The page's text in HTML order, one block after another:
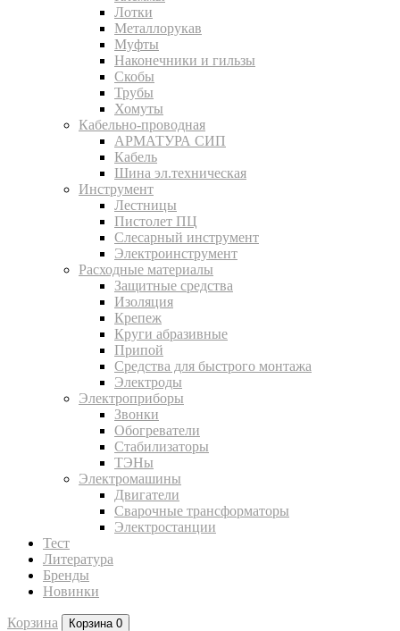
Лотки
Металлорукав
Муфты
Наконечники и гильзы
Скобы
Трубы
Хомуты
Кабельно-проводная
АРМАТУРА СИП
Кабель
Шина эл.техническая
Инструмент
Лестницы
Пистолет ПЦ
Слесарный инструмент
Электроинструмент
Расходные материалы
Защитные средства
Изоляция
Крепеж
Круги абразивные
Припой
Средства для быстрого монтажа
Электроды
Электроприборы
Звонки
Обогреватели
Стабилизаторы
ТЭНы
Электромашины
Двигатели
Сварочные трансформаторы
Электростанции
Тест
Литература
Бренды
Новинки
Корзина Корзина 0